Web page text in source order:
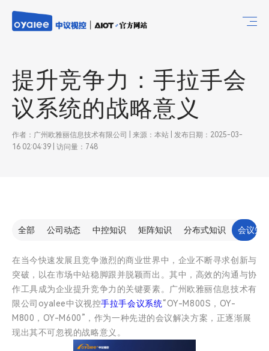
提升竞争力：手拉手会
议系统的战略意义
作者：广州欧雅丽信息技术有限公司 | 来源：本站 | 发布日期：2025-03-
16 02:04:39 | 访问量：748
全部 公司动态 中控知识 矩阵知识 分布式知识 会议知
在当今快速发展且竞争激烈的商业世界中，企业不断寻求创新与
突破，以在市场中站稳脚跟并脱颖而出。其中，高效的沟通与协
作工具成为企业提升竞争力的关键要素。广州欧雅丽信息技术有
限公司oyalee中议视控手拉手会议系统“OY-M800S，OY-
M800，OY-M600”，作为一种先进的会议解决方案，正逐渐展
现出其不可忽视的战略意义。